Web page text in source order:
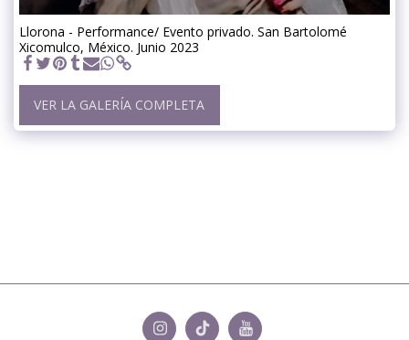
Llorona - Performance/ Evento privado. San Bartolomé
Xicomulco, México. Junio 2023
VER LA GALERÍA COMPLETA